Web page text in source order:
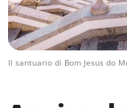
Il santuario di Bom Jesus do